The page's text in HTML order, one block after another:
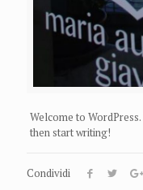
Welcome to
then start writing!
Condividi